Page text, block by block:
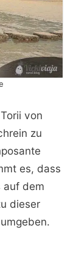
von
zu
es, dass
auf dem
dieser